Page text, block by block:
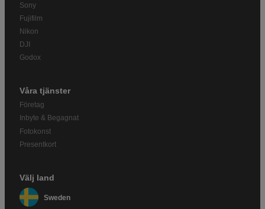
Sony
Fujifilm
Nikon
DJI
Godox
Våra tjänster
Företag
Inbyte & Begagnat
Fotokonst
Presentkort
Välj land
Sweden